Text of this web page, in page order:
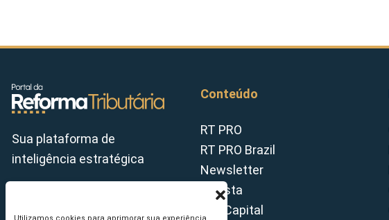
Sua plataforma de
inteligência estratégica
Conteúdo
RT PRO
RT PRO Brazil
Newsletter
Revista
Tax Capital